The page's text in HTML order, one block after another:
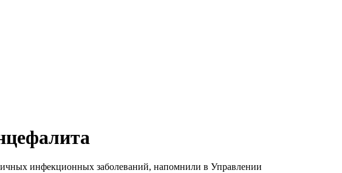
инфекционных заболеваний, напомнили в Управлении